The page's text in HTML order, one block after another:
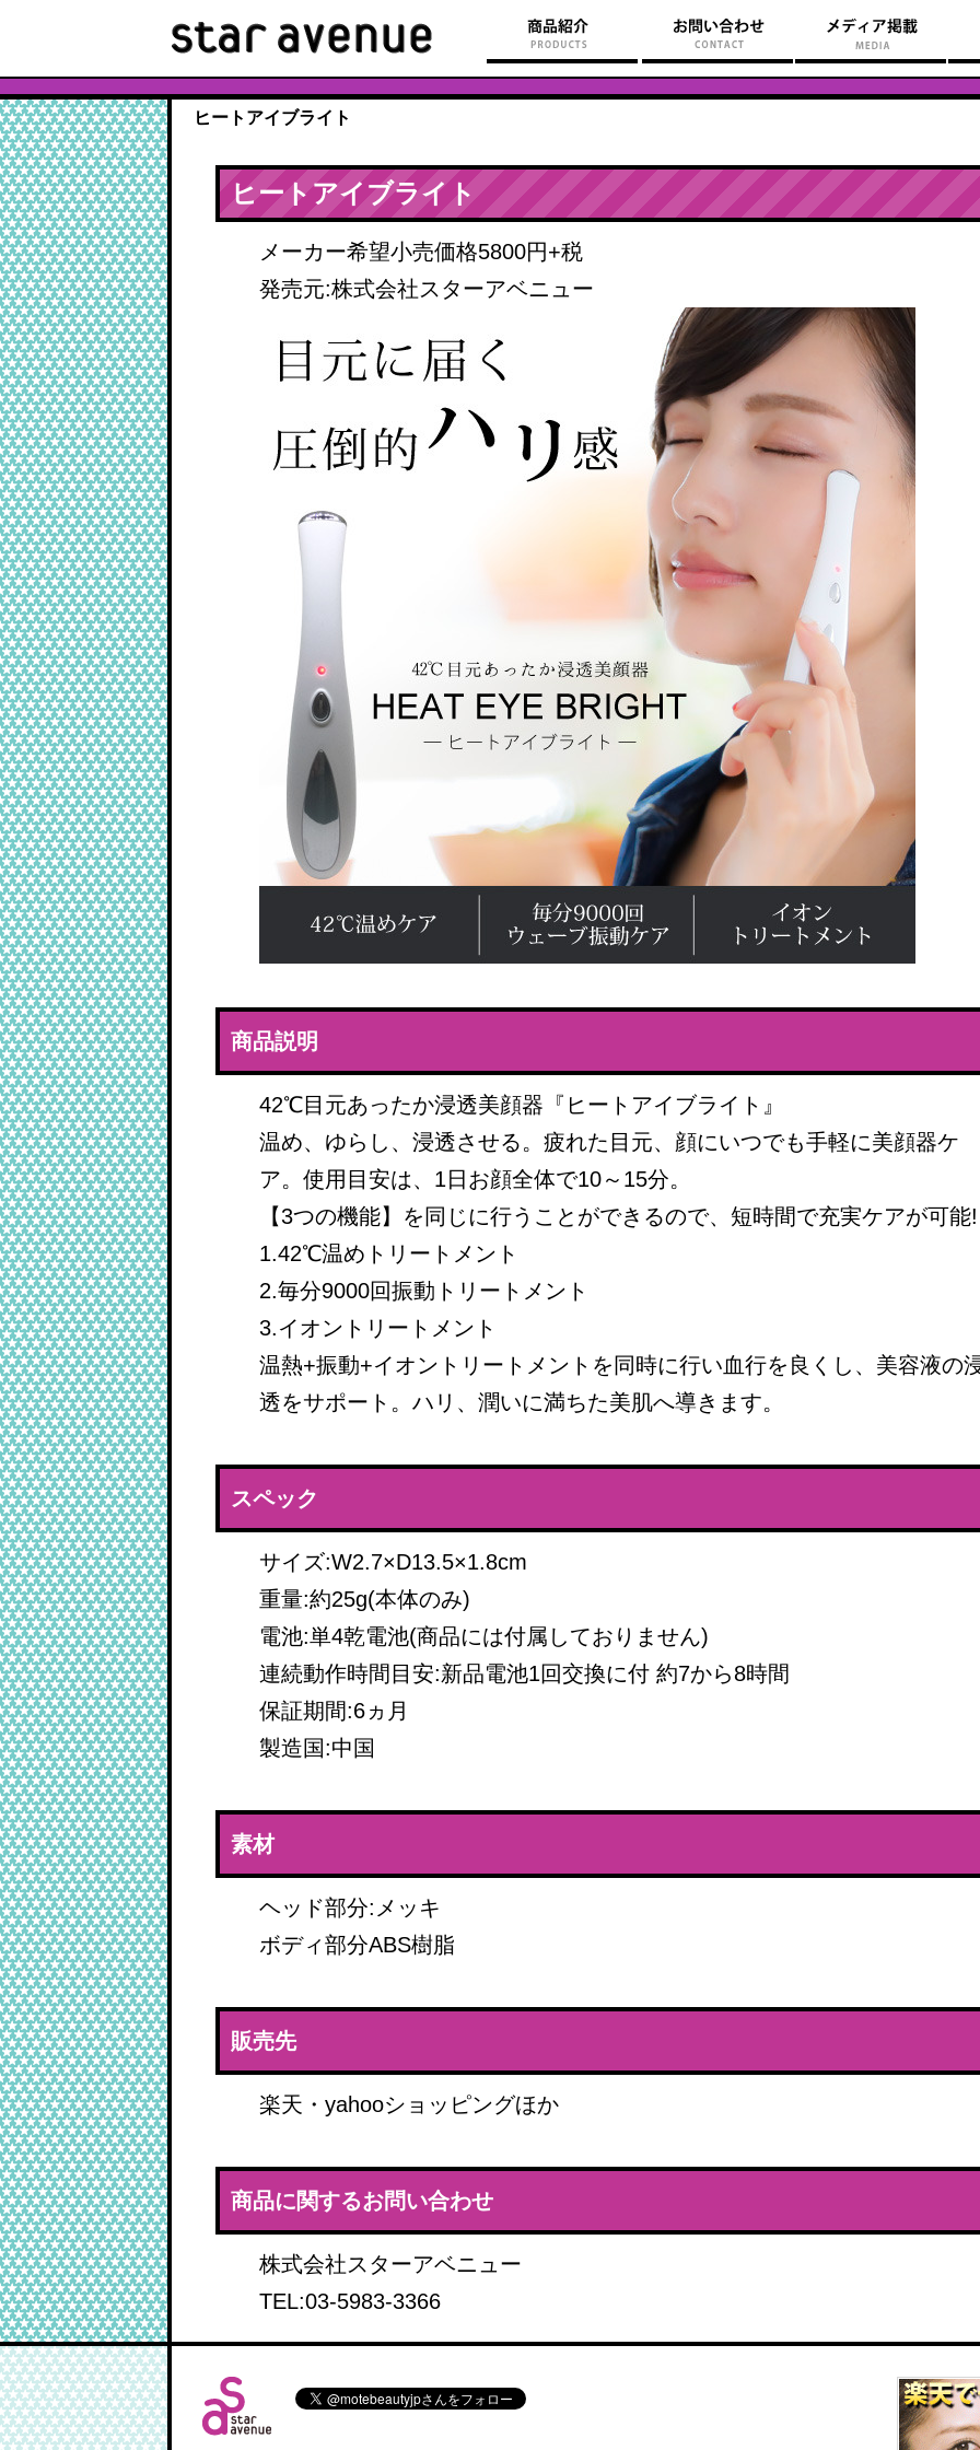
ヒートアイブライト
ヒートアイブライト
メーカー希望小売価格5800円+税
発売元:株式会社スターアベニュー
商品説明
42℃目元あったか浸透美顔器『ヒートアイブライト』
温め、ゆらし、浸透させる。疲れた目元、顔にいつでも手軽に美顔器ケ
ア。使用目安は、1日お顔全体で10～15分。
【3つの機能】を同じに行うことができるので、短時間で充実ケアが可能!
1.42℃温めトリートメント
2.毎分9000回振動トリートメント
3.イオントリートメント
温熱+振動+イオントリートメントを同時に行い血行を良くし、美容液の
透をサポート。ハリ、潤いに満ちた美肌へ導きます。
スペック
サイズ:W2.7×D13.5×1.8cm
重量:約25g(本体のみ)
電池:単4乾電池(商品には付属しておりません)
連続動作時間目安:新品電池1回交換に付 約7から8時間
保証期間:6ヵ月
製造国:中国
素材
ヘッド部分:メッキ
ボディ部分ABS樹脂
販売先
楽天・yahooショッピングほか
商品に関するお問い合わせ
株式会社スターアベニュー
TEL:03-5983-3366